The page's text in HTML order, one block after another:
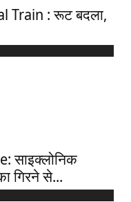
Train : रूट बदला,
साइक्लोनिक
गिरने से...